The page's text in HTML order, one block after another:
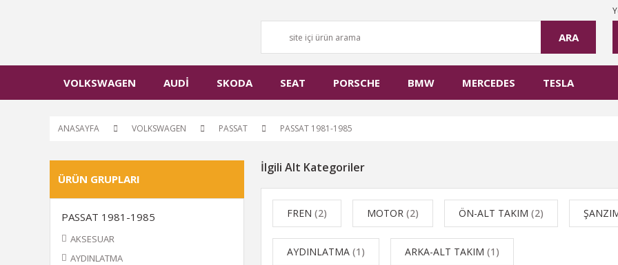
ARA
VOLKSWAGEN AUDİ SKODA SEAT PORSCHE BMW MERCEDES TESLA
ANASAYFA VOLKSWAGEN PASSAT PASSAT 1981-1985
ÜRÜN GRUPLARI
PASSAT 1981-1985
AKSESUAR
AYDINLATMA
İlgili Alt Kategoriler
FREN (2) MOTOR (2) ÖN-ALT TAKIM (2)
AYDINLATMA (1) ARKA-ALT TAKIM (1)